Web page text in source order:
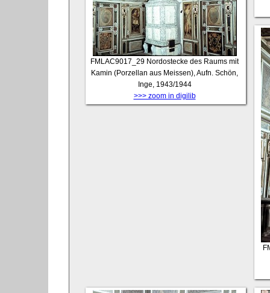
FMLAC9017_29 Nordostecke des Raums mit
Kamin (Porzellan aus Meissen), Aufn. Schön,
Inge, 1943/1944
>>> zoom in digilib